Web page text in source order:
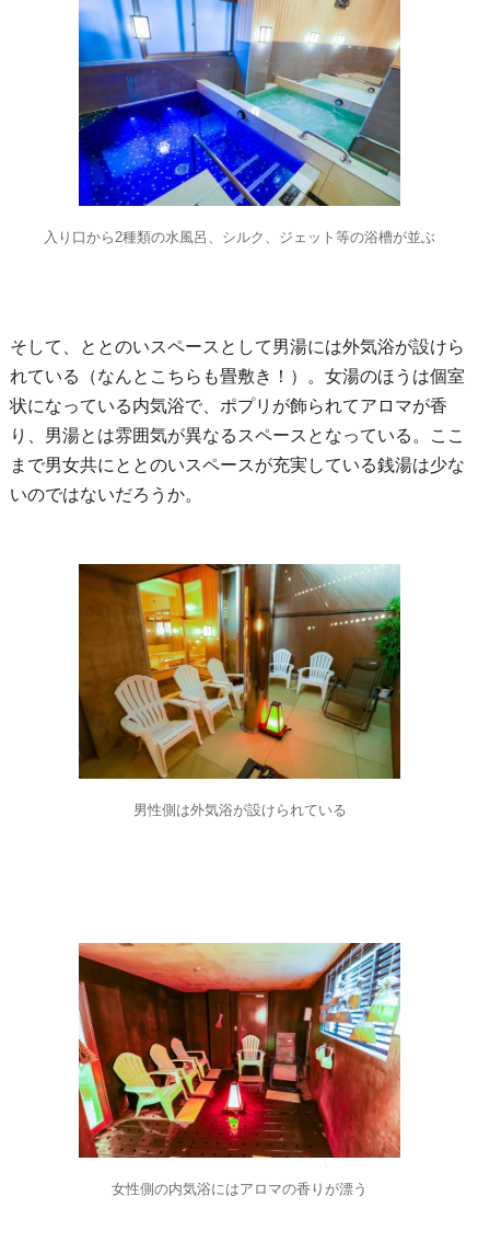
入り口から2種類の水風呂、シルク、ジェット等の浴槽が並ぶ
そして、ととのいスペースとして男湯には外気浴が設けら
れている（なんとこちらも畳敷き！）。女湯のほうは個室
状になっている内気浴で、ポプリが飾られてアロマが香
り、男湯とは雰囲気が異なるスペースとなっている。ここ
まで男女共にととのいスペースが充実している銭湯は少な
いのではないだろうか。
男性側は外気浴が設けられている
女性側の内気浴にはアロマの香りが漂う